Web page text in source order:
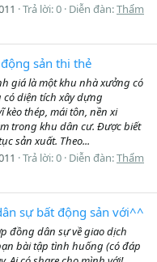
Trả lời: 0 Diễn đàn:Thẩm
sản thi thẻ
giá là một khu nhà xưởng có
diện tích xây dựng
kèo thép, mái tôn, nền xi
trong khu dân cư. Được biết
sản xuất. Theo...
Trả lời: 0 Diễn đàn:Thẩm
sự bất động sản với^^
đồng dân sự về giao dịch
bài tập tình huống (có đáp